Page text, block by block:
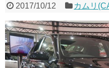
2017/10/12 カムリ